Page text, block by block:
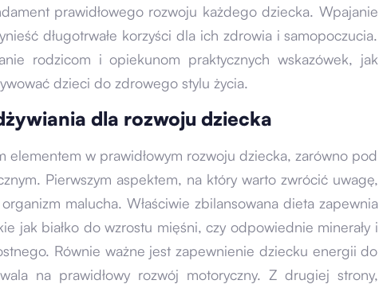
prawidłowego rozwoju każdego dziecka. Wpajanie
długotrwałe korzyści dla ich zdrowia i samopoczucia.
rodzicom i opiekunom praktycznych wskazówek, jak
dzieci do zdrowego stylu życia.
dla rozwoju dziecka
elementem w prawidłowym rozwoju dziecka, zarówno pod
Pierwszym aspektem, na który warto zwrócić uwagę,
malucha. Właściwie zbilansowana dieta zapewnia
jak białko do wzrostu mięśni, czy odpowiednie minerały i
Równie ważne jest zapewnienie dziecku energii do
na prawidłowy rozwój motoryczny. Z drugiej strony,